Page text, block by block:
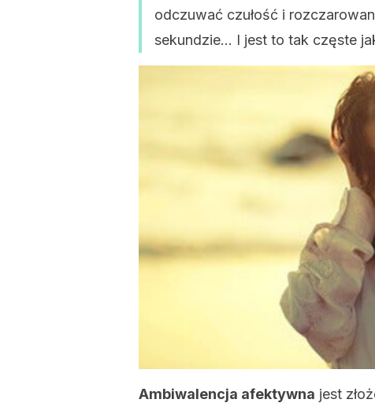
odczuwać czułość i
sekundzie... I jest to tak częste
Ambiwalencja afektywna jest